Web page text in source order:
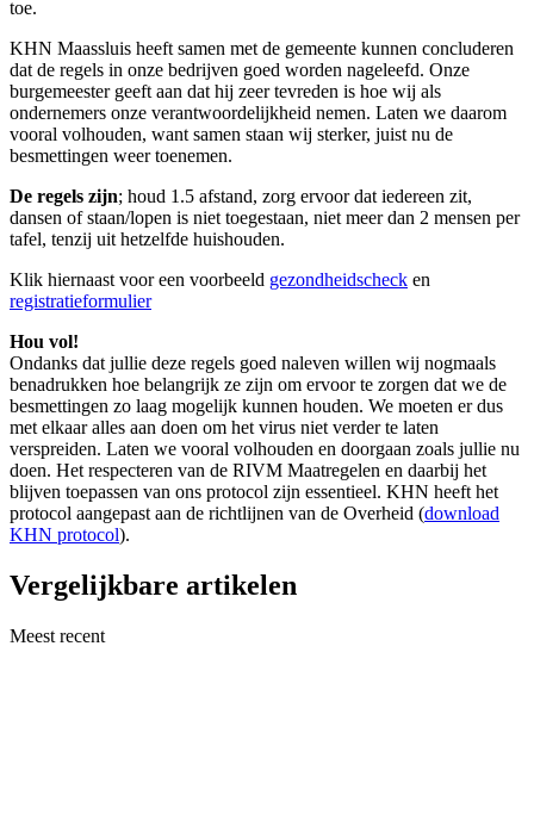
toe.
KHN Maassluis heeft samen met de gemeente kunnen concluderen
dat de regels in onze bedrijven goed worden nageleefd. Onze
burgemeester geeft aan dat hij zeer tevreden is hoe wij als
ondernemers onze verantwoordelijkheid nemen. Laten we daarom
vooral volhouden, want samen staan wij sterker, juist nu de
besmettingen weer toenemen.
De regels zijn; houd 1.5 afstand, zorg ervoor dat iedereen zit,
dansen of staan/lopen is niet toegestaan, niet meer dan 2 mensen per
tafel, tenzij uit hetzelfde huishouden.
Klik hiernaast voor een voorbeeld gezondheidscheck en
registratieformulier
Hou vol!
Ondanks dat jullie deze regels goed naleven willen wij nogmaals
benadrukken hoe belangrijk ze zijn om ervoor te zorgen dat we de
besmettingen zo laag mogelijk kunnen houden. We moeten er dus
met elkaar alles aan doen om het virus niet verder te laten
verspreiden. Laten we vooral volhouden en doorgaan zoals jullie nu
doen. Het respecteren van de RIVM Maatregelen en daarbij het
blijven toepassen van ons protocol zijn essentieel. KHN heeft het
protocol aangepast aan de richtlijnen van de Overheid (download
KHN protocol).
Vergelijkbare artikelen
Meest recent